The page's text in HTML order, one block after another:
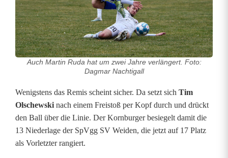
o
r
n
u
r
g
s
Auch Martin Ruda hat um zwei Jahre verlängert. Foto:
Dagmar Nachtigall
Wenigstens das Remis scheint sicher. Da setzt sich Tim
Olschewski nach einem Freistoß per Kopf durch und drückt
den Ball über die Linie. Der Kornburger besiegelt damit die
13 Niederlage der SpVgg SV Weiden, die jetzt auf 17 Platz
als Vorletzter rangiert.